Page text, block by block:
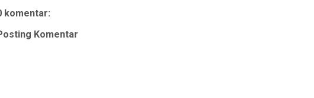
komentar:
Komentar